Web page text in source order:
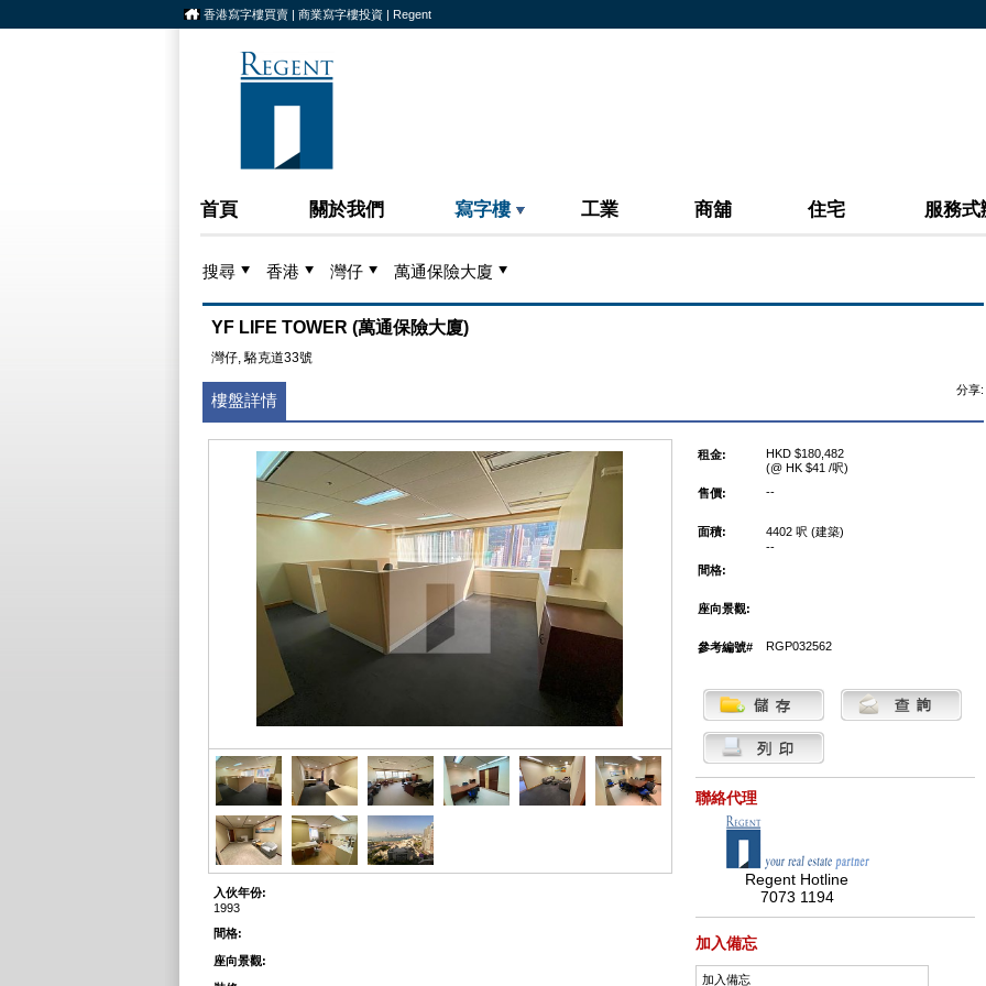
香港寫字樓買賣 | 商業寫字樓投資 | Regent
首頁 關於我們 寫字樓 工業 商舖 住宅 服務
搜尋 香港 灣仔 萬通保險大廈
YF LIFE TOWER (萬通保險大廈)
灣仔, 駱克道33號
樓盤詳情
分享:
入伙年份:
1993
間格:
座向景觀:
租金:
HKD $180,482
(@ HK $41 /呎)
售價:
--
面積:
4402 呎 (建築)
--
間格:
座向景觀:
參考編號# RGP032562
聯絡代理
Regent Hotline
7073 1194
加入備忘
加入備忘